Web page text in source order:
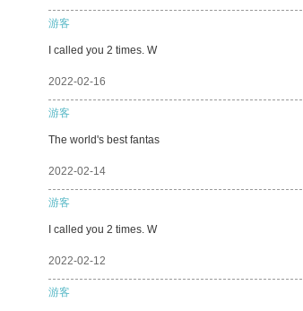
游客
I called you 2 times. W
2022-02-16
游客
The world's best fantas
2022-02-14
游客
I called you 2 times. W
2022-02-12
游客